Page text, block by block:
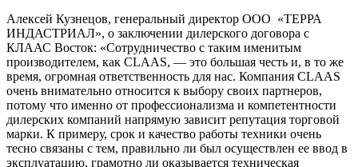
Алексей Кузнецов, генеральный директор ООО «ТЕРРА
ИНДАСТРИАЛ», о заключении дилерского договора с
КЛААС Восток: «Сотрудничество с таким именитым
производителем, как CLAAS, — это большая честь и, в то же
время, огромная ответственность для нас. Компания CLAAS
очень внимательно относится к выбору своих партнеров,
потому что именно от профессионализма и компетентности
дилерских компаний напрямую зависит репутация торговой
марки. К примеру, срок и качество работы техники очень
тесно связаны с тем, правильно ли был осуществлен ее ввод в
эксплуатацию, грамотно ли оказывается техническая